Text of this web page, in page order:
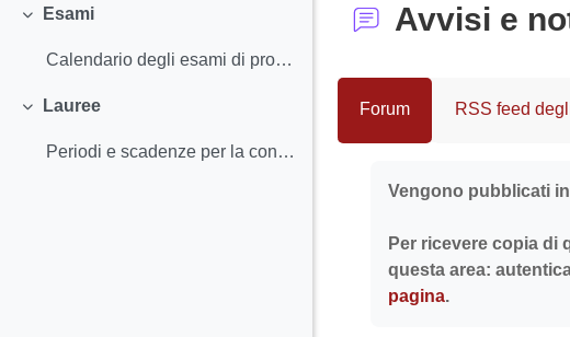
Minimizza
Esami
Calendario degli esami di profitto Iscriversi agl...
Minimizza
Lauree
Periodi e scadenze per la consegna dei documentiPa...
Avvisi e
Forum RSS feed
Vengono pubblicati
Per ricevere copia di
questa area:
pagina.